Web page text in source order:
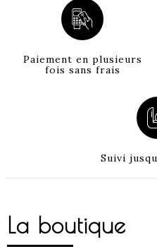
Paiement en plusieurs
fois sans frais
Suivi
La boutique